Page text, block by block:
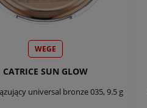
WEGE
CATRICE SUN GLOW
universal bronze 035, 9.5 g